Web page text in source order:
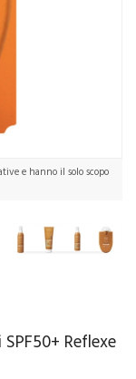
e hanno il solo scopo
Reflexe